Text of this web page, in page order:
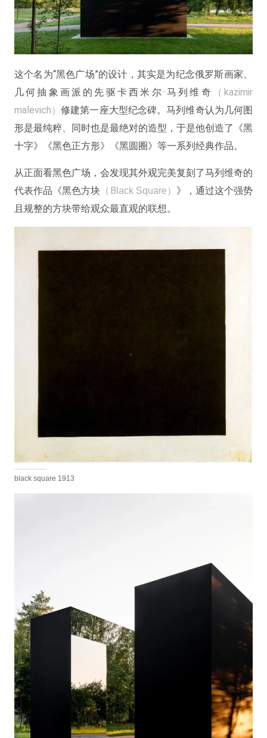
这个名为“黑色广场”的设计，其实是为纪念俄罗斯画家、
几何抽象画派的先驱卡西米尔·马列维奇
（kazimir
malevich）修建第一座大型纪念碑。马列维奇认为几何图
形是最纯粹、同时也是最绝对的造型，于是他创造了《黑
十字》《黑色正方形》《黑圆圈》等一系列经典作品。
从正面看黑色广场，会发现其外观完美复刻了马列维奇的
代表作品《黑色方块 （B lack Square） 》，通过这个强势
且规整的方块带给观众最直观的联想。
black square 1913